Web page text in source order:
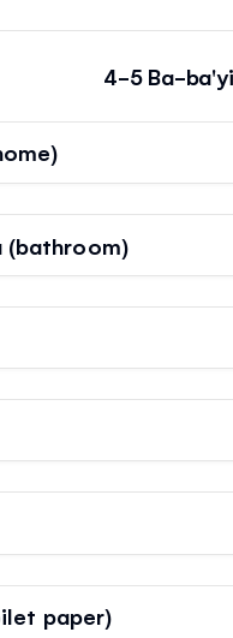
4-5 Ba-
(bathroom)
paper)